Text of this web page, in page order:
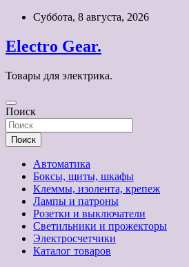
Перейти
содержимому
Суббота, 8 августа, 2026
Electro Gear.
Товары для электрика.
Поиск
Поиск
Автоматика
Боксы, щиты, шкафы
Клеммы, изолента, крепеж
Лампы и патроны
Розетки и выключатели
Светильники и прожекторы
Электросчетчики
Каталог товаров